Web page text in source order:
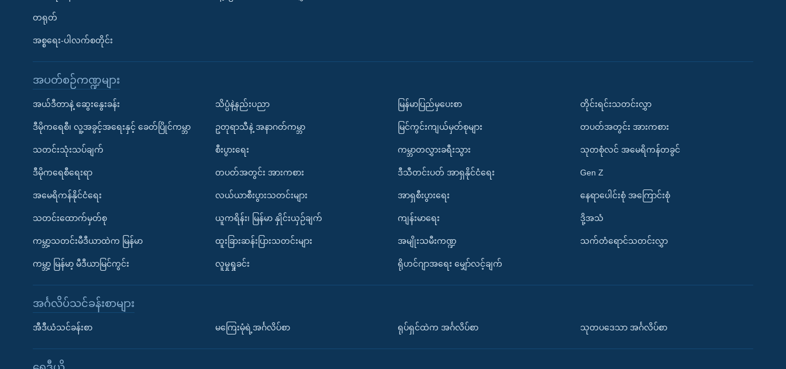
တရုတ်
အစ္စရေး-ပါလက်စတိုင်း
အပတ်စဉ်ကဏ္ဍများ
အယ်ဒီတာနဲ့ ဆွေးနွေးခန်း
ဒီမိုကရေစီ၊ လူ့အခွင့်အရေးနှင့် ခေတ်ပြိုင်ကမ္ဘာ
သတင်းသုံးသပ်ချက်
ဒီမိုကရေစီရေးရာ
အမေရိကန်နိုင်ငံရေး
သတင်းထောက်မှတ်စု
ကမ္ဘာ့သတင်းမီဒီယာထဲက မြန်မာ
ကမ္ဘာ့ မြန်မာ့ မီဒီယာမြင်ကွင်း
သိပ္ပံနဲ့နည်းပညာ
ဥတုရာသီနဲ့ အနာဂတ်ကမ္ဘာ
စီးပွားရေး
တပတ်အတွင်း အားကစား
လယ်ယာစီးပွားသတင်းများ
ယူကရိန်း၊ မြန်မာ နှိုင်းယှဉ်ချက်
ထူးခြားဆန်းပြားသတင်းများ
လူမှုရှုခင်း
မြန်မာပြည်မှပေးစာ
မြင်ကွင်းကျယ်မှတ်စုများ
ကမ္ဘာတလွှားခရီးသွား
ဒီသီတင်းပတ် အာရှနိုင်ငံရေး
အာရှစီးပွားရေး
ကျန်းမာရေး
အမျိုးသမီးကဏ္ဍ
ရိုဟင်ဂျာအရေး မျှော်လင့်ချက်
တိုင်းရင်းသတင်းလွှာ
တပတ်အတွင်း အားကစား
သုတစုံလင် အမေရိကန်တခွင်
Gen Z
နေရာပေါင်းစုံ အကြောင်းစုံ
ဒို့အသံ
သက်တံရောင်သတင်းလွှာ
အင်္ဂလိပ်သင်ခန်းစာများ
အီဒီယံသင်ခန်းစာ မကြေးမုံရဲ့အင်္ဂလိပ်စာ ရုပ်ရှင်ထဲက အင်္ဂလိပ်စာ သုတပဒေသာ အင်္ဂလိပ်စာ